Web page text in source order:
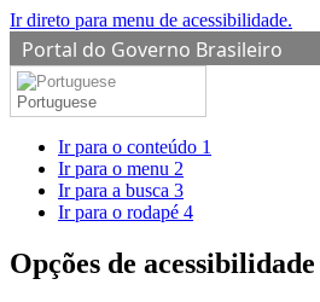
Ir direto para menu de acessibilidade.
Portal do Governo Brasileiro
Portuguese
Ir para o conteúdo 1
Ir para o menu 2
Ir para a busca 3
Ir para o rodapé 4
Opções de acessibilidade